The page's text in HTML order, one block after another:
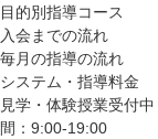
目的別指導コース
入会までの流れ
毎月の指導の流れ
システム・指導料金
見学・体験授業受付中
間：9:00-19:00